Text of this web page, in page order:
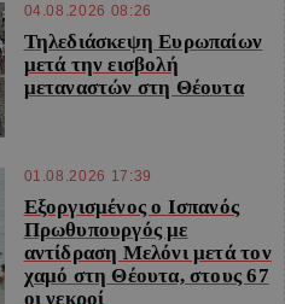
04.08.2026 08:26
Τηλεδιάσκεψη Ευρωπαίων
μετά την εισβολή
μεταναστών στη Θέουτα
01.08.2026 17:39
Εξοργισμένος ο Ισπανός
Πρωθυπουργός με
αντίδραση Μελόνι μετά τον
χαμό στη Θέουτα, στους 67
οι νεκροί